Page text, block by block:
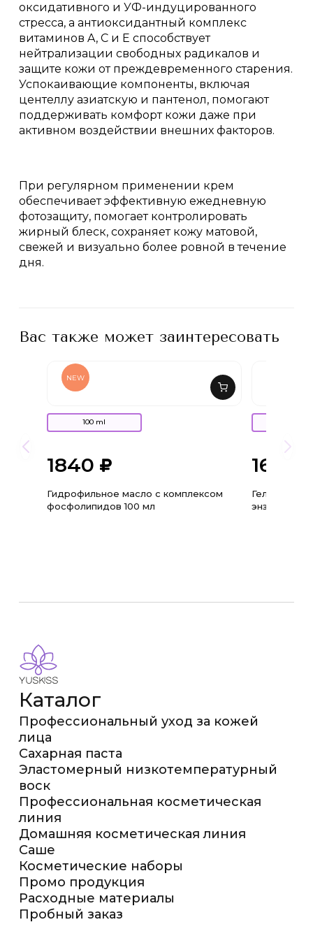
оксидативного и УФ-индуцированного
стресса, а антиоксидантный комплекс
витаминов A, C и E способствует
нейтрализации свободных радикалов и
защите кожи от преждевременного старения.
Успокаивающие компоненты, включая
центеллу азиатскую и пантенол, помогают
поддерживать комфорт кожи даже при
активном воздействии внешних факторов.
При регулярном применении крем
обеспечивает эффективную ежедневную
фотозащиту, помогает контролировать
жирный блеск, сохраняет кожу матовой,
свежей и визуально более ровной в течение
дня.
Вас также может заинтересовать
100 ml
NEW
1840
Гидрофильное масло с комплексом
фосфолипидов 100 мл
1690
Гель
энзимами
Каталог
Профессиональный уход за кожей
лица
Сахарная паста
Эластомерный низкотемпературный
воск
Профессиональная косметическая
линия
Домашняя косметическая линия
Саше
Косметические наборы
Промо продукция
Расходные материалы
Пробный заказ